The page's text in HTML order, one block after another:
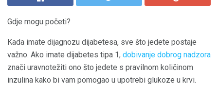
Gdje mogu početi?
Kada imate dijagnozu dijabetesa, sve što jedete postaje
važno. Ako imate dijabetes tipa 1, dobivanje dobrog nadzora
znači uravnotežiti ono što jedete s pravilnom količinom
inzulina kako bi vam pomogao u upotrebi glukoze u krvi.